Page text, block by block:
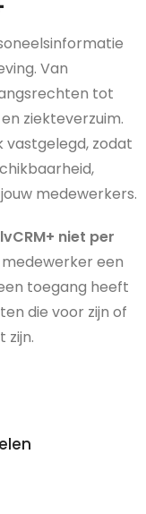
Van
tot
ziekteverzuim.
zodat
medewerkers.
niet per
een
toegang heeft
die voor zijn of
zijn.